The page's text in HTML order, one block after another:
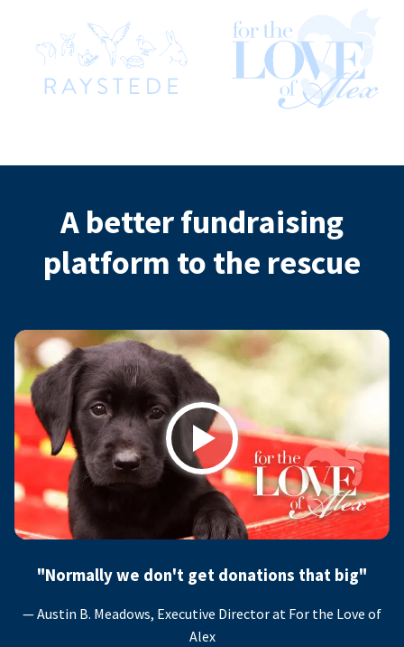
A better fundraising
platform to the rescue
Play
"Normally we don't get donations that big"
— Austin B. Meadows, Executive Director at For the Love of
Alex